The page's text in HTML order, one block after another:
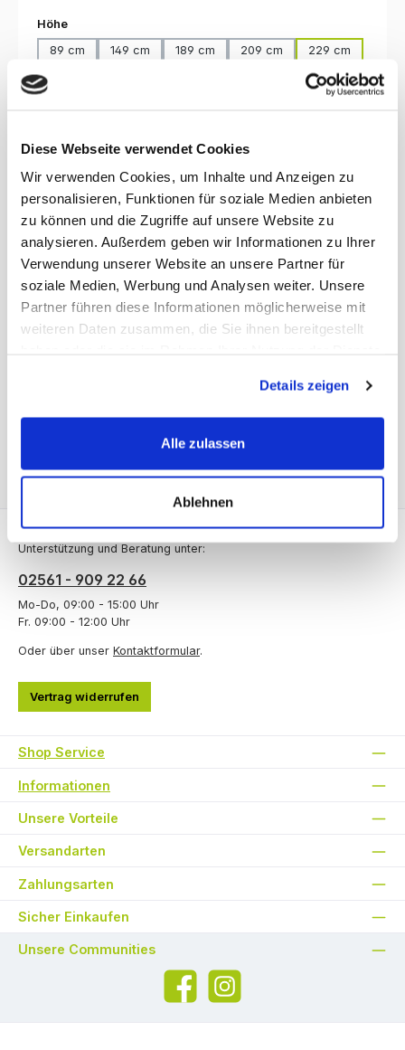
Diese Webseite verwendet Cookies
Wir verwenden Cookies, um Inhalte und Anzeigen zu
personalisieren, Funktionen für soziale Medien anbieten
zu können und die Zugriffe auf unsere Website zu
analysieren. Außerdem geben wir Informationen zu Ihrer
Verwendung unserer Website an unsere Partner für
soziale Medien, Werbung und Analysen weiter. Unsere
Partner führen diese Informationen möglicherweise mit
weiteren Daten zusammen, die Sie ihnen bereitgestellt
Details zeigen
Alle zulassen
Ablehnen
Höheauswählen
89 cm
149 cm 189 cm 209 cm
229 cm
In den Warenkorb
Produktnummer: 2290.35.600.k
Ständerrahmen 600mm tief. Die Regalständer aus massivem
Fichtenholz (circa 35 x 45 Millimeter) haben Bohrungen im
Service-Hotline
Unterstützung und Beratung unter:
02561 - 909 22 66
Mo-Do, 09:00 - 15:00 Uhr
Fr. 09:00 - 12:00 Uhr
Oder über unser Kontaktformular.
Vertrag widerrufen
Shop Service
Informationen
Unsere Vorteile
Versandarten
Zahlungsarten
Sicher Einkaufen
Unsere Communities
FacebookInstagram